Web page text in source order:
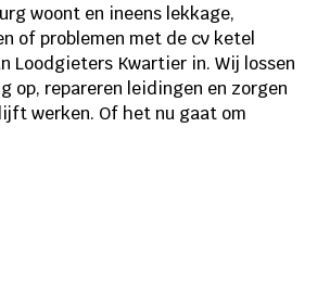
woont en ineens lekkage,
of problemen met de cv ketel
Loodgieters Kwartier in. Wij lossen
op, repareren leidingen en zorgen
werken. Of het nu gaat om